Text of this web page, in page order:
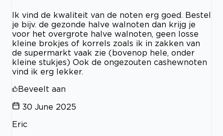
Ik vind de kwaliteit van de noten erg goed. Bestel
je bijv. de gezonde halve walnoten dan krijg je
voor het overgrote halve walnoten, geen losse
kleine brokjes of korrels zoals ik in zakken van
de supermarkt vaak zie (bovenop hele, onder
kleine stukjes) Ook de ongezouten cashewnoten
vind ik erg lekker.
Beveelt aan
30 June 2025
Eric